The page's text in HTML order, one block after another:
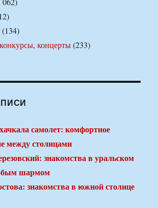
(134)
концерты(233)
самолет: комфортное
между столицами
знакомства в уральском
шармом
знакомства в южной столице